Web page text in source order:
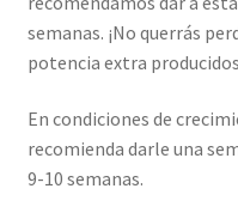
semanas. ¡No querrás
potencia extra
En condiciones de
recomienda darle una
9-10 semanas.